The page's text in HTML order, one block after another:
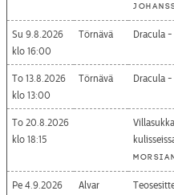
Su 9.8.2026
16:00
Törnävä Dracula
To 13.8.2026
13:00
Törnävä Dracula
To 20.8.2026
18:15
Pe 4.9.2026
Alvar